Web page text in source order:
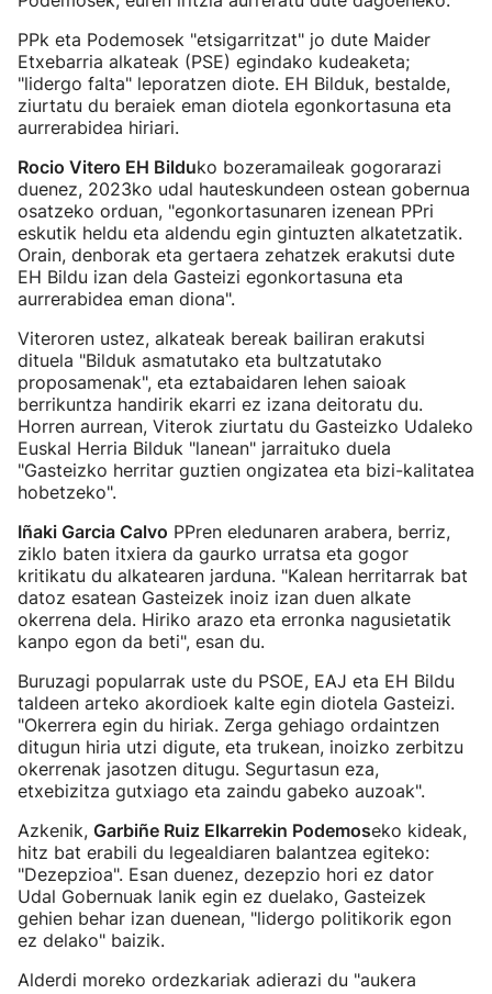
PPk eta Podemosek "etsigarritzat" jo dute Maider
Etxebarria alkateak (PSE) egindako kudeaketa;
"lidergo falta" leporatzen diote. EH Bilduk, bestalde,
ziurtatu du beraiek eman diotela egonkortasuna eta
aurrerabidea hiriari.
Rocio Vitero EH Bilduko bozeramaileak gogorarazi
duenez, 2023ko udal hauteskundeen ostean gobernua
osatzeko orduan, "egonkortasunaren izenean PPri
eskutik heldu eta aldendu egin gintuzten alkatetzatik.
Orain, denborak eta gertaera zehatzek erakutsi dute
EH Bildu izan dela Gasteizi egonkortasuna eta
aurrerabidea eman diona".
Viteroren ustez, alkateak bereak bailiran erakutsi
dituela "Bilduk asmatutako eta bultzatutako
proposamenak", eta eztabaidaren lehen saioak
berrikuntza handirik ekarri ez izana deitoratu du.
Horren aurrean, Viterok ziurtatu du Gasteizko Udaleko
Euskal Herria Bilduk "lanean" jarraituko duela
"Gasteizko herritar guztien ongizatea eta bizi-kalitatea
hobetzeko".
Iñaki Garcia Calvo PPren eledunaren arabera, berriz,
ziklo baten itxiera da gaurko urratsa eta gogor
kritikatu du alkatearen jarduna. "Kalean herritarrak bat
datoz esatean Gasteizek inoiz izan duen alkate
okerrena dela. Hiriko arazo eta erronka nagusietatik
kanpo egon da beti", esan du.
Buruzagi popularrak uste du PSOE, EAJ eta EH Bildu
taldeen arteko akordioek kalte egin diotela Gasteizi.
"Okerrera egin du hiriak. Zerga gehiago ordaintzen
ditugun hiria utzi digute, eta trukean, inoizko zerbitzu
okerrenak jasotzen ditugu. Segurtasun eza,
etxebizitza gutxiago eta zaindu gabeko auzoak".
Azkenik, Garbiñe Ruiz Elkarrekin Podemoseko kideak,
hitz bat erabili du legealdiaren balantzea egiteko:
"Dezepzioa". Esan duenez, dezepzio hori ez dator
Udal Gobernuak lanik egin ez duelako, Gasteizek
gehien behar izan duenean, "lidergo politikorik egon
ez delako" baizik.
Alderdi moreko ordezkariak adierazi du "aukera